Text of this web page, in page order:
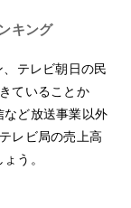
キング
テレビ朝日の民
ていることか
など放送事業以外
レビ局の売上高
う。